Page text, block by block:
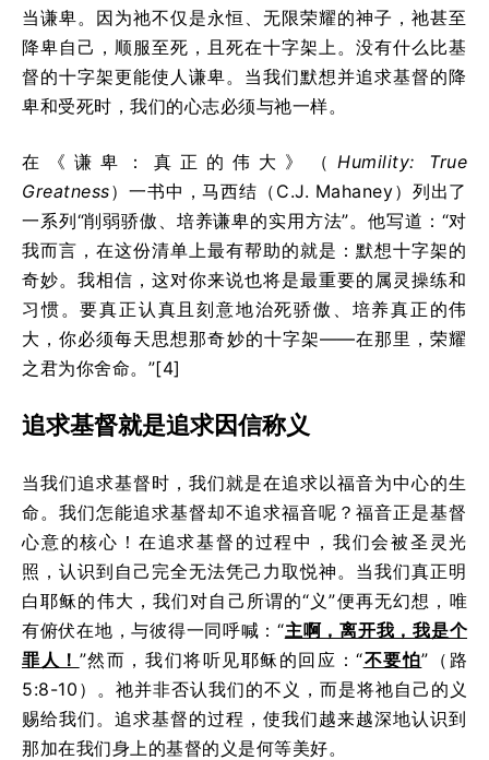
当谦卑。因为祂不仅是永恒、无限荣耀的神子，祂甚至
降卑自己，顺服至死，且死在十字架上。没有什么比基
督的十字架更能使人谦卑。当我们默想并追求基督的降
卑和受死时，我们的心志必须与祂一样。
在《谦卑：真正的伟大》（Humility: True
Greatness）一书中，马西结（C.J. Mahaney）列出了
一系列“削弱骄傲、培养谦卑的实用方法”。他写道：“对
我而言，在这份清单上最有帮助的就是：默想十字架的
奇妙。我相信，这对你来说也将是最重要的属灵操练和
习惯。要真正认真且刻意地治死骄傲、培养真正的伟
大，你必须每天思想那奇妙的十字架——在那里，荣耀
之君为你舍命。”[4]
追求基督就是追求因信称义
当我们追求基督时，我们就是在追求以福音为中心的生
命。我们怎能追求基督却不追求福音呢？福音正是基督
心意的核心！在追求基督的过程中，我们会被圣灵光
照，认识到自己完全无法凭己力取悦神。当我们真正明
白耶稣的伟大，我们对自己所谓的“义”便再无幻想，唯
有俯伏在地，与彼得一同呼喊：“主啊，离开我，我是个
罪人！ ”然而，我们将听见耶稣的回应：“不要怕”（路
5:8-10）。祂并非否认我们的不义，而是将祂自己的义
赐给我们。追求基督的过程，使我们越来越深地认识到
那加在我们身上的基督的义是何等美好。